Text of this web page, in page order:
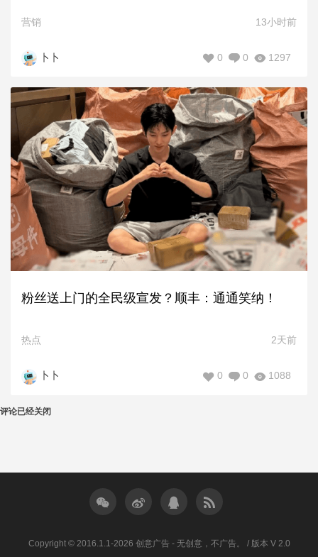
营销 13小时前
卜卜 1297
0
0
粉丝送上门的全民级宣发？顺丰：通通笑纳！
热点 2天前
卜卜 1088
0
0
评论已经关闭
Copyright © 2016.1.1-2026 创意广告 - 无创意，不广告。 / 版本 V 2.0